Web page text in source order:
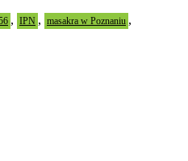
, IPN , masakra w Poznaniu ,